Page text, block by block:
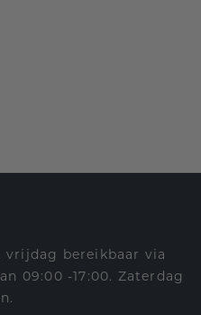
vrijdag bereikbaar via
09:00 -17:00. Zaterdag